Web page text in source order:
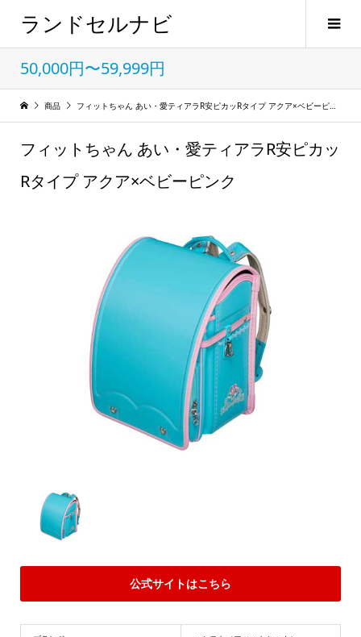
ランドセルナビ
50,000円〜59,999円
商品 フィットちゃん あい・愛ティアラR安ピカッRタイプ アクア×ベビーピンク
フィットちゃん あい・愛ティアラR安ピカッ
Rタイプ アクア×ベビーピンク
公式サイトはこちら